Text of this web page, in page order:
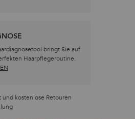
bringt Sie auf
Haarpflegeroutine.​
und kostenlose Retouren